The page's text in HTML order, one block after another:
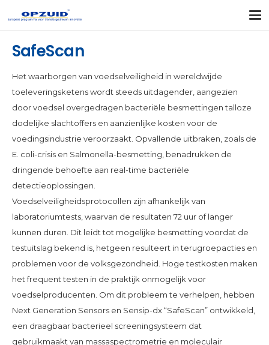
SafeScan
Het waarborgen van voedselveiligheid in wereldwijde
toeleveringsketens wordt steeds uitdagender, aangezien
door voedsel overgedragen bacteriële besmettingen talloze
dodelijke slachtoffers en aanzienlijke kosten voor de
voedingsindustrie veroorzaakt. Opvallende uitbraken, zoals de
E. coli-crisis en Salmonella-besmetting, benadrukken de
dringende behoefte aan real-time bacteriële
detectieoplossingen.
Voedselveiligheidsprotocollen zijn afhankelijk van
laboratoriumtests, waarvan de resultaten 72 uur of langer
kunnen duren. Dit leidt tot mogelijke besmetting voordat de
testuitslag bekend is, hetgeen resulteert in terugroepacties en
problemen voor de volksgezondheid. Hoge testkosten maken
het frequent testen in de praktijk onmogelijk voor
voedselproducenten. Om dit probleem te verhelpen, hebben
Next Generation Sensors en Sensip-dx “SafeScan” ontwikkeld,
een draagbaar bacterieel screeningsysteem dat
gebruikmaakt van massaspectrometrie en moleculair